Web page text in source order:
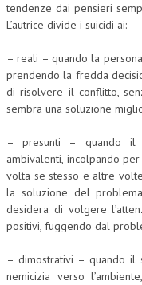
tendenze dai pensieri
L’autrice divide i suicidi ai:
– reali – quando la
prendendo la fredda
di risolvere il conflitto,
sembra una soluzione
– presunti – quando il
ambivalenti, incolpando
volta se stesso e altre volte
la soluzione del
desidera di volgere
positivi, fuggendo dal
– dimostrativi – quando il
nemicizia verso